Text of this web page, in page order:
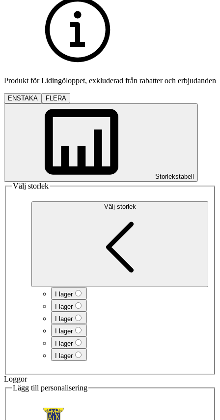
Produkt förLidingöloppet, exkluderad från rabatter och erbjudanden
ENSTAKA FLERA
Storlekstabell
Välj storlek
Välj storlek
I lager
I lager
I lager
I lager
I lager
I lager
Loggor
Lägg till personalisering